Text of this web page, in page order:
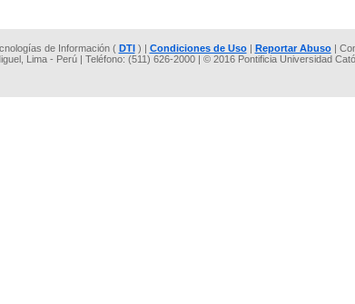
de Información ( DTI) | Condiciones de Uso| Reportar Abuso|
Lima - Perú | Teléfono: (511) 626-2000 | © 2016 Pontificia Universidad